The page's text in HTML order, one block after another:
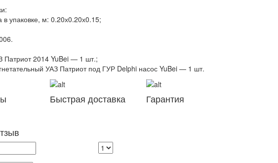
в упаковке, м: 0.20х0.20х0.15;
Патриот 2014 YuBei — 1 шт.;
УАЗ Патриот под ГУР Delphi насос YuBei — 1 шт.
Быстрая доставка
Гарантия